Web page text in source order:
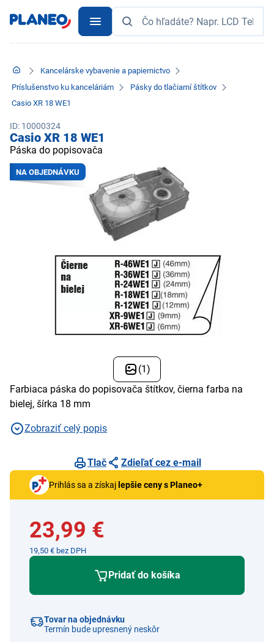
Kancelárske vybavenie a papiernictvo
Príslušenstvo ku kanceláriám
Pásky do tlačiarní štítkov
Casio XR 18 WE1
ID: 10000324
Casio XR 18 WE1
Páska do popisovača
NA OBJEDNÁVKU
(1)
Farbiaca páska do popisovača štítkov, čierna farba na
bielej, šírka 18 mm
Zobraziť celý popis
Tlač Zdieľať cez e-mail
Prihlás sa a získaj lepšie ceny s Planeo+
23,99 €
19,50 € bez DPH
Pridať do košíka
Tovar na objednávku
Termín bude upresnený neskôr